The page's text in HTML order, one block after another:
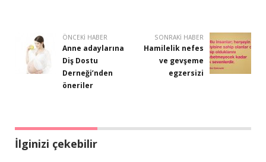
ÖNCEKI HABER
Anne adaylarına
Diş Dostu
Derneği’nden
öneriler
SONRAKI HABER
Hamilelik nefes
ve gevşeme
egzersizi
İlginizi çekebilir